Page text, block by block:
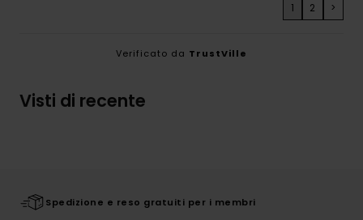
1 2 >
Verificato da TrustVille
Visti di recente
Spedizione e reso gratuiti per i membri